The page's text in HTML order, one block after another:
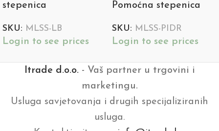
stepenica
SKU: MLSS-LB
Login to see prices
Pomoćna stepenica
SKU: MLSS-PIDR
Login to see prices
Itrade d.o.o.- Vaš partner u trgovini i
marketingu.
Usluga savjetovanja i drugih specijaliziranih
usluga.